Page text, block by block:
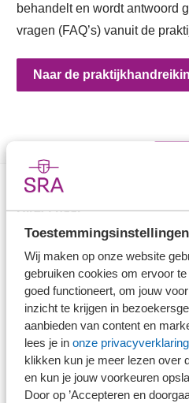
Toestemmingsinstellingen
Wij maken op onze website
gebruiken cookies om ervoor
goed functioneert, om jouw
inzicht te krijgen in
aanbieden van content en
lees je in onze privacyverklaring
klikken kun je meer lezen over
en kun je jouw voorkeuren
Door op ’Accepteren en
behandelt en wordt antwoord
vragen (FAQ’s) vanuit de
Naar de
Direct naar
Stel je vaktechnische vraag
Branche in Zicht
Dossiers
Kantoorvinder
Nieuwsbank
Handige links